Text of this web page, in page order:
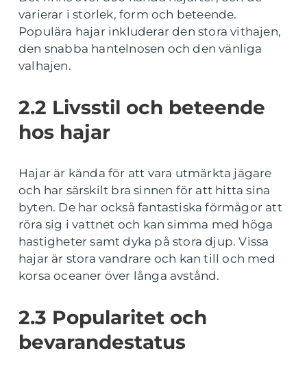
varierar i storlek, form och beteende.
Populära hajar inkluderar den stora vithajen,
den snabba hantelnosen och den vänliga
valhajen.
2.2 Livsstil och beteende
hos hajar
Hajar är kända för att vara utmärkta jägare
och har särskilt bra sinnen för att hitta sina
byten. De har också fantastiska förmågor att
röra sig i vattnet och kan simma med höga
hastigheter samt dyka på stora djup. Vissa
hajar är stora vandrare och kan till och med
korsa oceaner över långa avstånd.
2.3 Popularitet och
bevarandestatus